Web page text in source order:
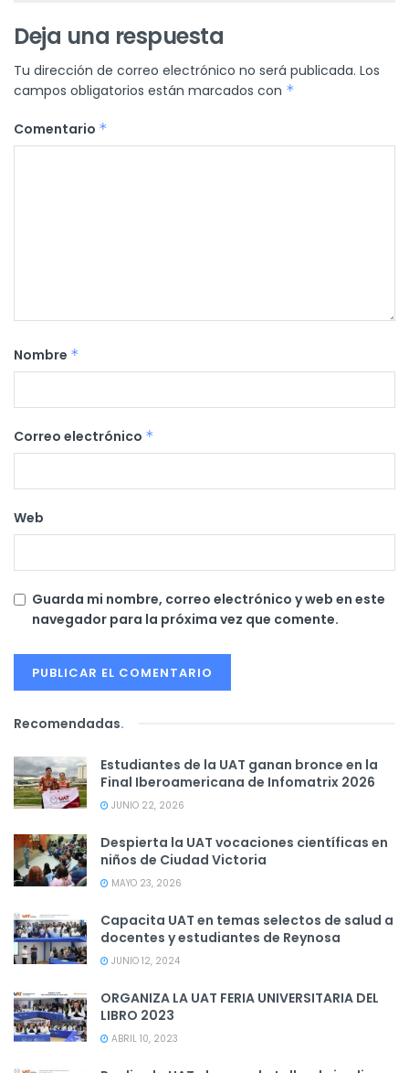
Deja una respuesta
Tu dirección de correo electrónico no será publicada. Los
campos obligatorios están marcados con *
Comentario *
Nombre *
Correo electrónico *
Web
Guarda mi nombre, correo electrónico y web en este
navegador para la próxima vez que comente.
Recomendadas.
Estudiantes de la UAT ganan bronce en la
Final Iberoamericana de Infomatrix 2026
JUNIO 22, 2026
Despierta la UAT vocaciones científicas en
niños de Ciudad Victoria
MAYO 23, 2026
Capacita UAT en temas selectos de salud a
docentes y estudiantes de Reynosa
JUNIO 12, 2024
ORGANIZA LA UAT FERIA UNIVERSITARIA DEL
LIBRO 2023
ABRIL 10, 2023